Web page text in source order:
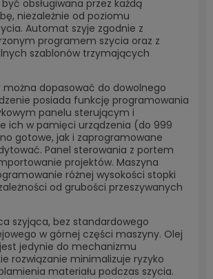
obsługiwana przez każdą
niezależnie od poziomu
Automat szyje zgodnie z
programem szycia oraz z
szablonów trzymających
można dopasować do dowolnego
posiada funkcję programowania
panelu sterującym i
ich w pamięci urządzenia (do 999
gotowe, jak i zaprogramowane
Panel sterowania z portem
projektów. Maszyna
różnej wysokości stopki
od grubości przeszywanych
szyjąca, bez standardowego
w górnej części maszyny. Olej
jedynie do mechanizmu
rozwiązanie minimalizuje ryzyko
materiału podczas szycia.